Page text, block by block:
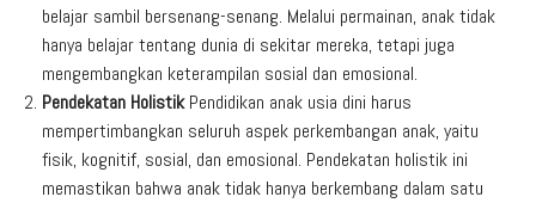
belajar sambil bersenang-senang. Melalui permainan, anak tidak
hanya belajar tentang dunia di sekitar mereka, tetapi juga
mengembangkan keterampilan sosial dan emosional.
Pendekatan HolistikPendidikan anak usia dini harus
mempertimbangkan seluruh aspek perkembangan anak, yaitu
fisik, kognitif, sosial, dan emosional. Pendekatan holistik ini
memastikan bahwa anak tidak hanya berkembang dalam satu